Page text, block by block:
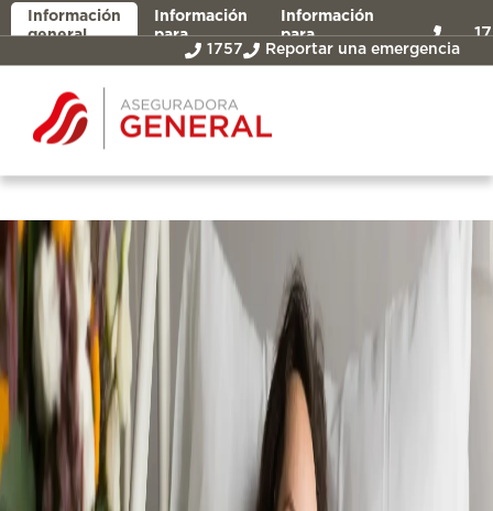
Información
general
Información
para
asegurados
Información
para
intermediarios
1757 Reportar una emergencia